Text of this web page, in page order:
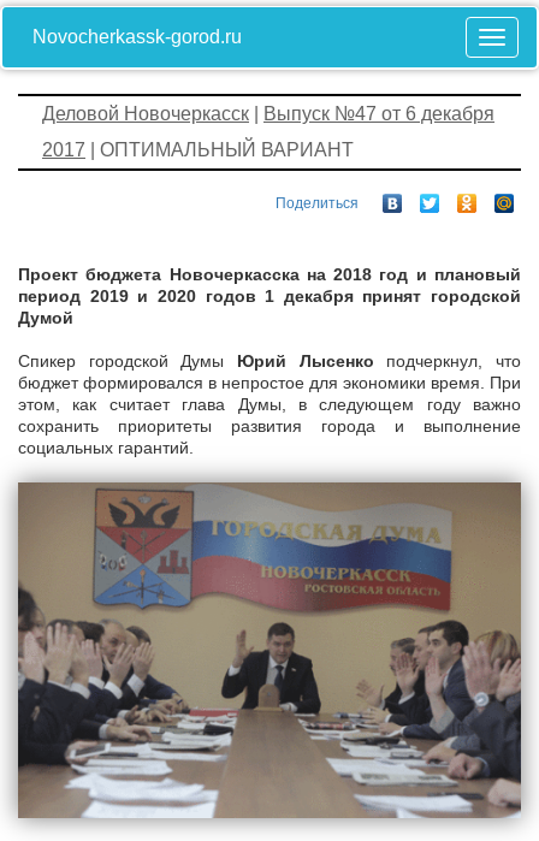
Novocherkassk-gorod.ru
Деловой Новочеркасск
Выпуск №47 от 6 декабря
2017 | ОПТИМАЛЬНЫЙ ВАРИАНТ
Поделиться
Проект бюджета Новочеркасска на 2018 год и плановый
период 2019 и 2020 годов 1 декабря принят городской
Думой
Спикер городской Думы Юрий Лысенко подчеркнул, что
бюджет формировался в непростое для экономики время. При
этом, как считает глава Думы, в следующем году важно
сохранить приоритеты развития города и выполнение
социальных гарантий.